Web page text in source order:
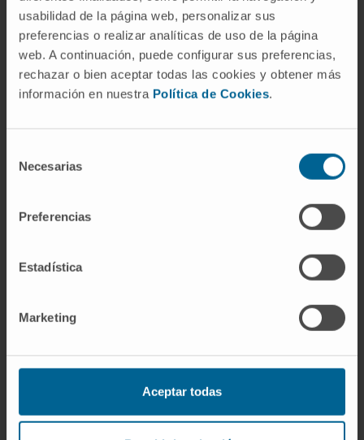
usabilidad de la página web, personalizar sus
preferencias o realizar analíticas de uso de la página
web. A continuación, puede configurar sus preferencias,
rechazar o bien aceptar todas las cookies y obtener más
información en nuestra Política de Cookies.
Necesarias
Preferencias
Estadística
Marketing
Aceptar todas
insulina. El resultado neto es que la glucemia
apenas varía. Solo en la diabetes, donde esa
compensación falla, el fenómeno se traduce
en hiperglucemia clínicamente relevante.
Porque la elevación de la glucemia coincide
con las horas del amanecer (dawn en inglés).
hiperglucemia no era una consecuencia de la
fenómeno endógeno vinculado al reloj
Referencias
Schmidt MI, Hadji-Georgopoulos A,
dawn phenomenon, an early morning
glucose rise.Diabetes Care.